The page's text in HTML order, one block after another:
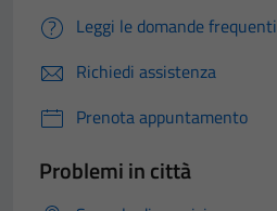
Leggi le domande frequenti
Richiedi assistenza
Prenota appuntamento
Problemi in città